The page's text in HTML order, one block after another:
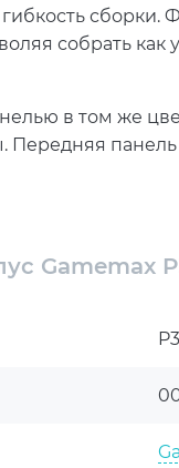
сборки.
собрать
в том же
Передняя
основой для
встроенный
фильтров и
Gamemax